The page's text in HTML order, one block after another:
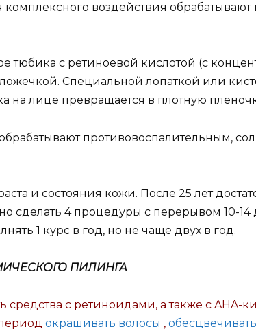
воздействия обрабатывают
с ретиноевой кислотой (с
Специальной лопаткой или
на лице превращается в плотную
противовоспалительным,
и состояния кожи. После 25 лет
сделать 4 процедуры с перерывом 10-
1 курс в год, но не чаще двух в год.
ПИЛИНГА
с ретиноидами, а также с AHA-
окрашивать волосы , обесцвечивать